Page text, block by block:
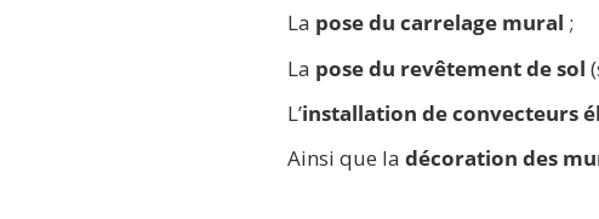
La pose du carrelage mural ;
La pose du revêtement de sol
L’installation de convecteurs
Ainsi que la décoration des